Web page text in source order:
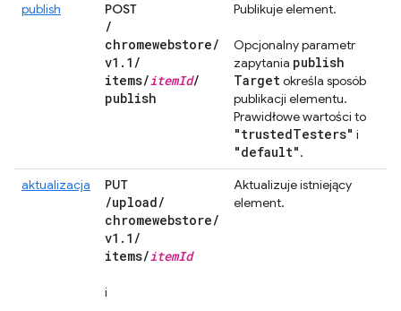
publish POST
/
chromewebstore/
v1 . 1 /
items/itemId/
publish
Publikuje element.
Opcjonalny parametr
zapytania publish
Targetokreśla sposób
publikacji elementu.
Prawidłowe wartości to
"trustedTesters" i
"default".
aktualizacja
PUT
/upload/
chromewebstore/
v1 . 1 /
items/itemId
i
Aktualizuje istniejący
element.